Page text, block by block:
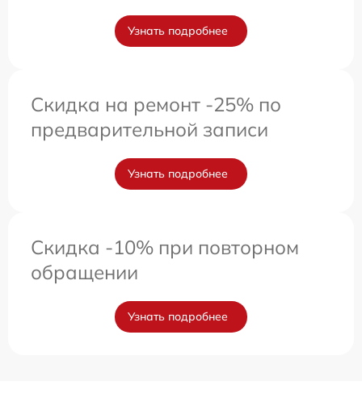
Узнать подробнее
Скидка на ремонт -25% по
предварительной записи
Узнать подробнее
Скидка -10% при повторном
обращении
Узнать подробнее